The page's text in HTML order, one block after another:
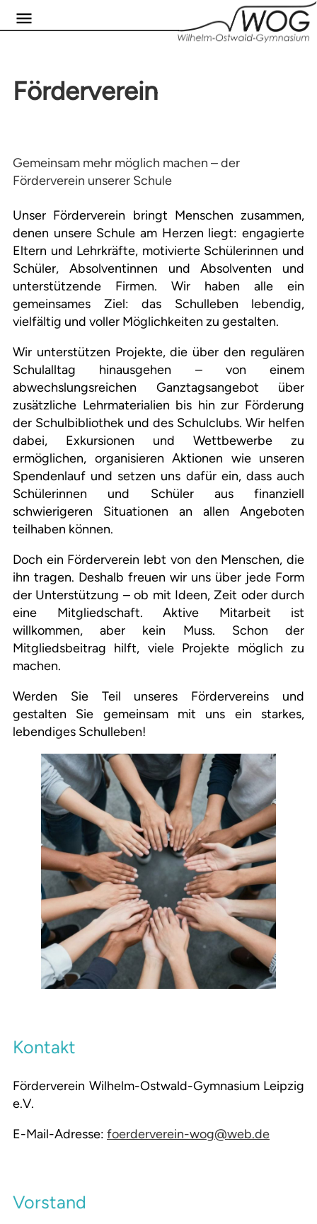
Förderverein
Gemeinsam mehr möglich machen – der
Förderverein unserer Schule
Unser Förderverein bringt Menschen zusammen,
denen unsere Schule am Herzen liegt: engagierte
Eltern und Lehrkräfte, motivierte Schülerinnen und
Schüler, Absolventinnen und Absolventen und
unterstützende Firmen. Wir haben alle ein
gemeinsames Ziel: das Schulleben lebendig,
vielfältig und voller Möglichkeiten zu gestalten.
Wir unterstützen Projekte, die über den regulären
Schulalltag hinausgehen – von einem
abwechslungsreichen Ganztagsangebot über
zusätzliche Lehrmaterialien bis hin zur Förderung
der Schulbibliothek und des Schulclubs. Wir helfen
dabei, Exkursionen und Wettbewerbe zu
ermöglichen, organisieren Aktionen wie unseren
Spendenlauf und setzen uns dafür ein, dass auch
Schülerinnen und Schüler aus finanziell
schwierigeren Situationen an allen Angeboten
teilhaben können.
Doch ein Förderverein lebt von den Menschen, die
ihn tragen. Deshalb freuen wir uns über jede Form
der Unterstützung – ob mit Ideen, Zeit oder durch
eine Mitgliedschaft. Aktive Mitarbeit ist
willkommen, aber kein Muss. Schon der
Mitgliedsbeitrag hilft, viele Projekte möglich zu
machen.
Werden Sie Teil unseres Fördervereins und
gestalten Sie gemeinsam mit uns ein starkes,
lebendiges Schulleben!
Kontakt
Förderverein Wilhelm-Ostwald-Gymnasium Leipzig
e.V.
E-Mail-Adresse: foerderverein-wog@web.de
Vorstand